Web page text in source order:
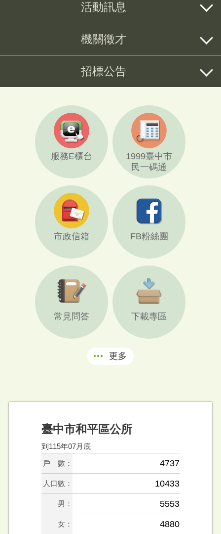
活動訊息
機關徵才
招標公告
服務E櫃台
1999臺中市
民一碼通
市政信箱 FB粉絲團
常見問答 下載專區
更多
臺中市和平區公所
到115年07月底
戶 數：
4737
人口數： 10433
男： 5553
女： 4880